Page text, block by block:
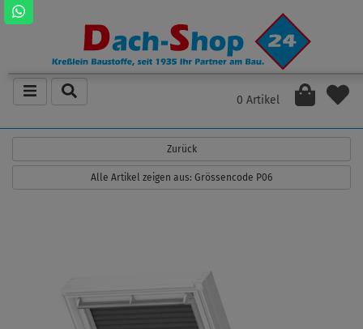
0 Artikel
Zurück
Alle Artikel zeigen aus: Grössencode P06